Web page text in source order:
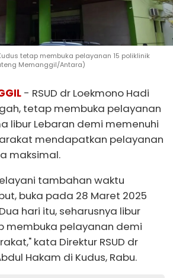
tetap membuka pelayanan 15 poliklinik
Memanggil/Antara)
- RSUD dr Loekmono Hadi
tetap membuka pelayanan
libur Lebaran demi memenuhi
mendapatkan pelayanan
maksimal.
tambahan waktu
buka pada 28 Maret 2025
hari itu, seharusnya libur
membuka pelayanan demi
kata Direktur RSUD dr
Hakam di Kudus, Rabu.